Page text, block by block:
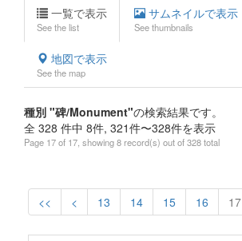
一覧で表示
See the list
サムネイルで表示
See thumbnails
地図で表示
See the map
種別 "碑/Monument"の検索結果です。
全 328 件中 8件, 321件〜328件を表示
Page 17 of 17, showing 8 record(s) out of 328 total
<< < 13 14 15 16 17